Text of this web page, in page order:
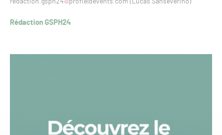
redaction.gsph24 profieldevents.com (Lucas Sanseverino)
Rédaction GSPH24